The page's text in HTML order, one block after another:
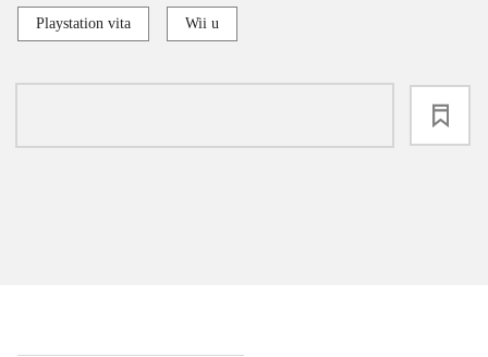
Playstation vita Wii u